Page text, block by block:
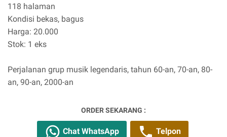
118 halaman
Kondisi bekas, bagus
Harga: 20.000
Stok: 1 eks
Perjalanan grup musik legendaris, tahun 60-an, 70-an, 80-
an, 90-an, 2000-an
ORDER SEKARANG :
Chat WhatsApp Telpon